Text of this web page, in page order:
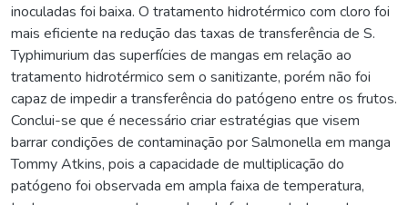
inoculadas foi baixa. O tratamento hidrotérmico com cloro foi
mais eficiente na redução das taxas de transferência de S.
Typhimurium das superfícies de mangas em relação ao
tratamento hidrotérmico sem o sanitizante, porém não foi
capaz de impedir a transferência do patógeno entre os frutos.
Conclui-se que é necessário criar estratégias que visem
barrar condições de contaminação por Salmonella em manga
Tommy Atkins, pois a capacidade de multiplicação do
patógeno foi observada em ampla faixa de temperatura,